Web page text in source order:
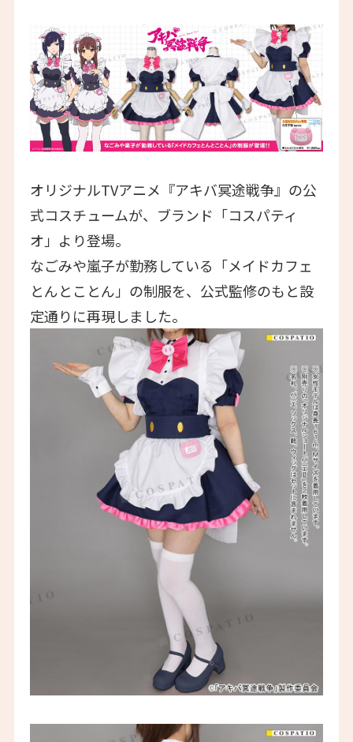
オリジナルTVアニメ『アキバ冥途戦争』の公
式コスチュームが、ブランド「コスパティ
オ」より登場。
なごみや嵐子が勤務している「メイドカフェ
とんとことん」の制服を、公式監修のもと設
定通りに再現しました。